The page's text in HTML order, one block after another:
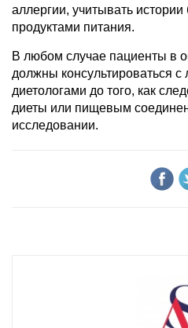
аллергии, учитывать
продуктами питания.
В любом случае пациенты в
должны консультироваться
диетологами до того, как
диеты или пищевым
исследовании.